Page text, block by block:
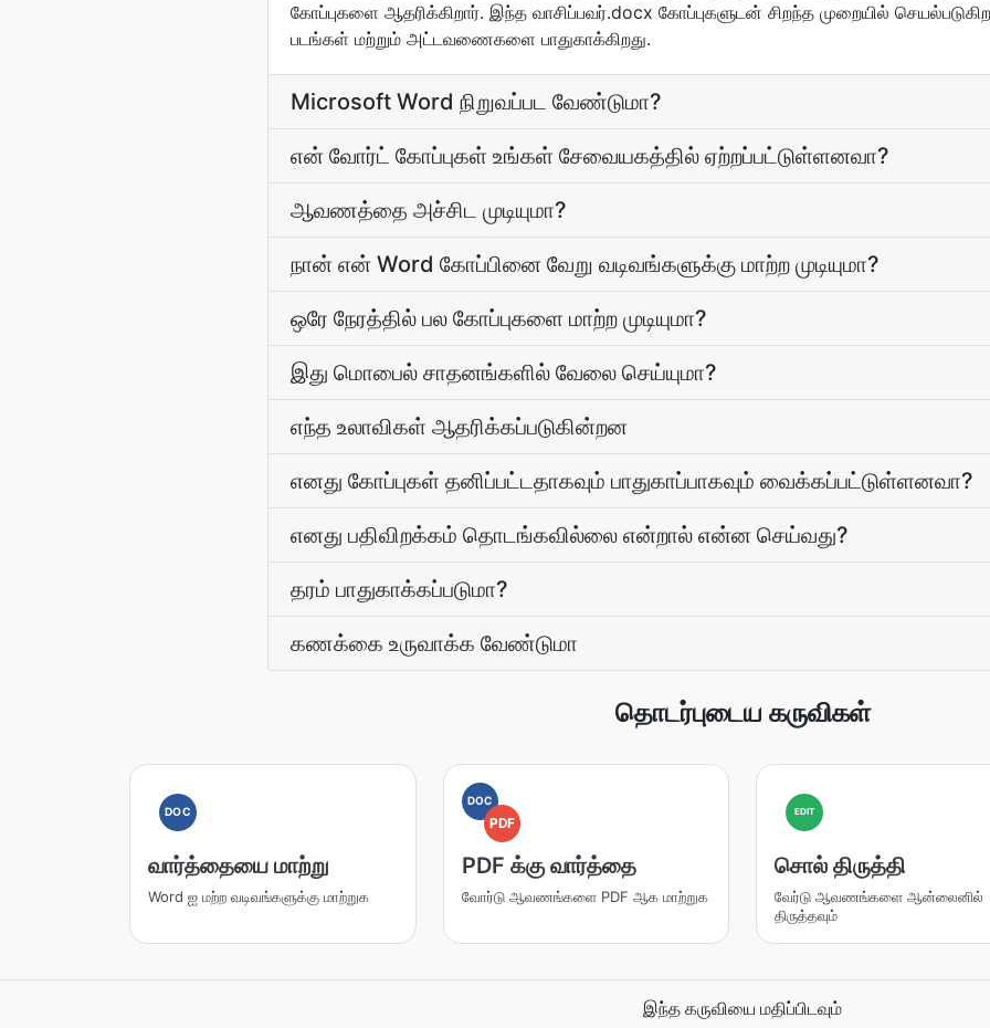
கோப்புகளை ஆதரிக்கிறார். இந்த வாசிப்பவர்.docx கோப்புகளுடன் சிறந்த முறையில்
படங்கள் மற்றும் அட்டவணைகளை பாதுகாக்கிறது.
Microsoft Word நிறுவப்பட வேண்டுமா?
என் வோர்ட் கோப்புகள் உங்கள் சேவையகத்தில் ஏற்றப்பட்டுள்ளனவா?
ஆவணத்தை அச்சிட முடியுமா?
நான் என் Word கோப்பினை வேறு வடிவங்களுக்கு மாற்ற முடியுமா?
ஒரே நேரத்தில் பல கோப்புகளை மாற்ற முடியுமா?
இது மொபைல் சாதனங்களில் வேலை செய்யுமா?
எந்த உலாவிகள் ஆதரிக்கப்படுகின்றன
எனது கோப்புகள் தனிப்பட்டதாகவும் பாதுகாப்பாகவும் வைக்கப்பட்டுள்ளனவா?
எனது பதிவிறக்கம் தொடங்கவில்லை என்றால் என்ன செய்வது?
தரம் பாதுகாக்கப்படுமா?
கணக்கை உருவாக்க வேண்டுமா
தொடர்புடைய கருவிகள்
DOC
வார்த்தையை மாற்று
Word ஐ மற்ற வடிவங்களுக்கு மாற்றுக
DOC
PDF
PDF க்கு வார்த்தை
வோர்டு ஆவணங்களை PDF ஆக மாற்றுக
EDIT
சொல் திருத்தி
வேர்டு ஆவணங்களை ஆன்லைனில்
திருத்தவும்
இந்த கருவியை மதிப்பிடவும்